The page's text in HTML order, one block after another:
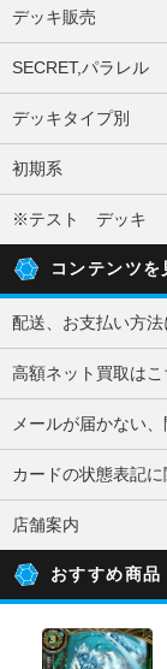
デッキ販売
SECRET,パラレル
デッキタイプ別
初期系
※テスト デッキ
コンテンツを
配送、お支払い方法
高額ネット買取はこ
メールが届かない
カードの状態表記に
店舗案内
おすすめ商品